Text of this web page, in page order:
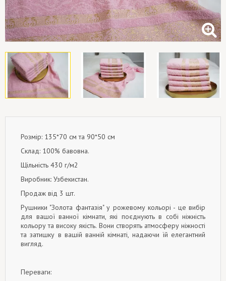
Розмір: 135*70 см та 90*50 см
Склад: 100% бавовна.
Щільність 430 г/м2
Виробник: Узбекистан.
Продаж від 3 шт.
Рушники "Золота фантазія" у рожевому кольорі - це вибір
для вашої ванної кімнати, які поєднують в собі ніжність
кольору та високу якість. Вони створять атмосферу ніжності
та затишку в вашій ванній кімнаті, надаючи їй елегантний
вигляд.
Переваги: